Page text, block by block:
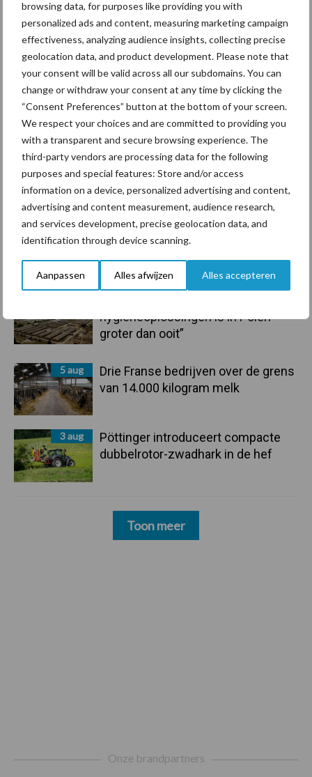
browsing data, for purposes like providing you with
personalized ads and content, measuring marketing campaign
effectiveness, analyzing audience insights, collecting precise
geolocation data, and product development. Please note that
your consent will be valid across all our subdomains. You can
change or withdraw your consent at any time by clicking the
“Consent Preferences” button at the bottom of your screen.
We respect your choices and are committed to providing you
with a transparent and secure browsing experience. The
third-party vendors are processing data for the following
purposes and special features: Store and/or access
information on a device, personalized advertising and content,
advertising and content measurement, audience research,
and services development, precise geolocation data, and
identification through device scanning.
Aanpassen Alles afwijzen Alles accepteren
Primaire
Sidebar
Recent nieuws Partner nieuws
6 aug
ForFarmers ziet volume en
marktaandeel groeien in krimpende
Nederlandse markt
Tien praktische tips voor een
langere levensduur
hygieneoplossingen is in Polen
groter dan ooit”
5 aug
Drie Franse bedrijven over de grens
van 14.000 kilogram melk
3 aug
Pöttinger introduceert compacte
dubbelrotor-zwadhark in de hef
Toon meer
Toon meer
Onze brandpartners